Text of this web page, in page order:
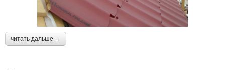
читать дальше →